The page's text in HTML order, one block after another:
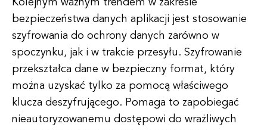
Kolejnym ważnym trendem w zakresie
bezpieczeństwa danych aplikacji jest stosowanie
szyfrowania do ochrony danych zarówno w
spoczynku, jak i w trakcie przesyłu. Szyfrowanie
przekształca dane w bezpieczny format, który
można uzyskać tylko za pomocą właściwego
klucza deszyfrującego. Pomaga to zapobiegać
nieautoryzowanemu dostępowi do wrażliwych